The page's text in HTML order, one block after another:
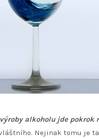
alkoholu jde pokrok
Nejinak tomu je